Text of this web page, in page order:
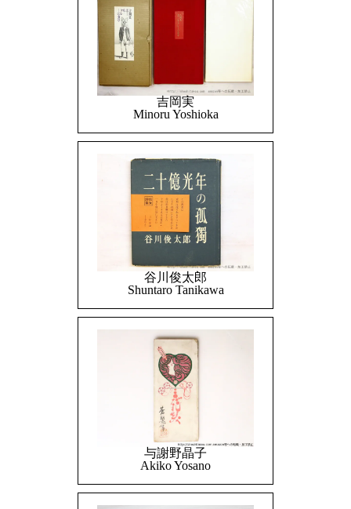
吉岡実
Minoru Yoshioka
谷川俊太郎
Shuntaro Tanikawa
与謝野晶子
Akiko Yosano